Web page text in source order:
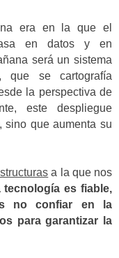
era en la que el
en datos y en
será un sistema
que se cartografía
la perspectiva de
este despliegue
sino que aumenta su
a la que nos
es fiable,
no confiar en la
para garantizar la